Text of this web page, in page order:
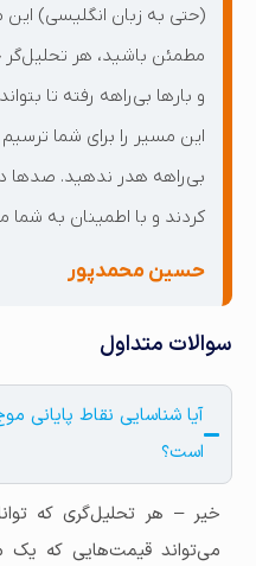
(حتی به زبان انگلیسی)
مطمئن باشید، هر تحلیل‌گر
و بارها بی‌راهه رفته تا
این مسیر را برای شما ترسیم
بی‌راهه هدر ندهید. صدها
کردند و با اطمینان به شما
حسین محمدپور
سوالات متداول
آیا شناسایی نقاط پایانی
است؟
خیر – هر تحلیل‌گری که
می‌تواند قیمت‌هایی که یک